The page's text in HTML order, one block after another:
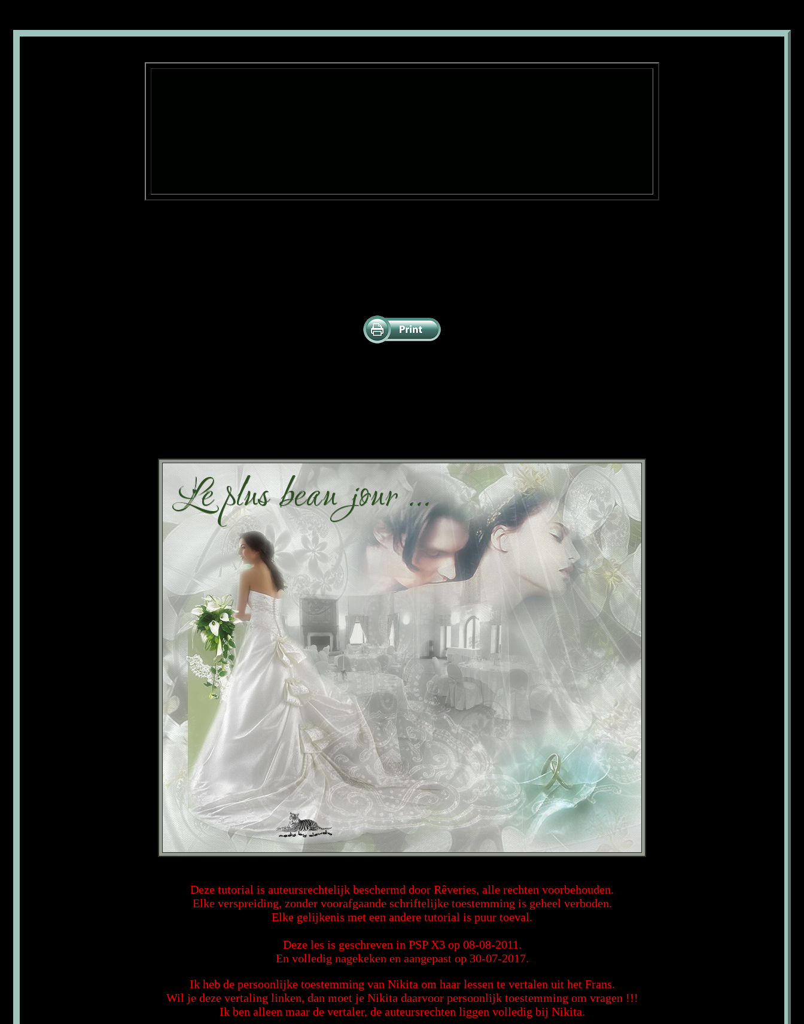
Deze tutorial is auteursrechtelijk beschermd door Rêveries, alle rechten voorbehouden.
Elke verspreiding, zonder voorafgaande schriftelijke toestemming is geheel verboden.
Elke gelijkenis met een andere tutorial is puur toeval.
Deze les is geschreven in PSP X3 op 08-08-2011.
En volledig nagekeken en aangepast op 30-07-2017.
Ik heb de persoonlijke toestemming van Nikita om haar lessen te vertalen uit het Frans.
Wil je deze vertaling linken, dan moet je Nikita daarvoor persoonlijk toestemming om vragen !!!
Ik ben alleen maar de vertaler, de auteursrechten liggen volledig bij Nikita.